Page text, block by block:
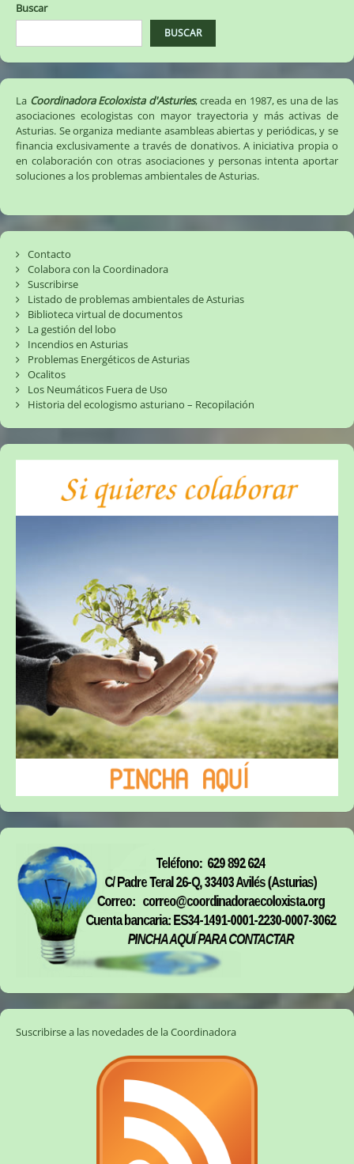
Buscar
BUSCAR
La Coordinadora Ecoloxista d'Asturies, creada en 1987, es una de las
asociaciones ecologistas con mayor trayectoria y más activas de
Asturias. Se organiza mediante asambleas abiertas y periódicas, y se
financia exclusivamente a través de donativos. A iniciativa propia o
en colaboración con otras asociaciones y personas intenta aportar
soluciones a los problemas ambientales de Asturias.
Contacto
Colabora con la Coordinadora
Suscribirse
Listado de problemas ambientales de Asturias
Biblioteca virtual de documentos
La gestión del lobo
Incendios en Asturias
Problemas Energéticos de Asturias
Ocalitos
Los Neumáticos Fuera de Uso
Historia del ecologismo asturiano – Recopilación
Suscribirse a las novedades de la Coordinadora